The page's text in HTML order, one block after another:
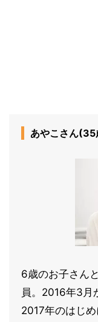
あやこさん
6歳のお子さん
員。2016年3月
2017年のはじ